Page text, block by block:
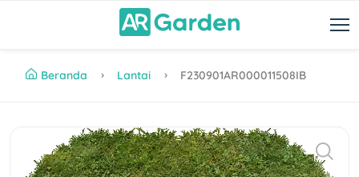
Beranda Lantai F230901AR000011508IB